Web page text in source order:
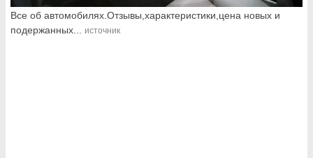
Все об автомобилях.Отзывы,характеристики,цена новых и
подержанных... источник